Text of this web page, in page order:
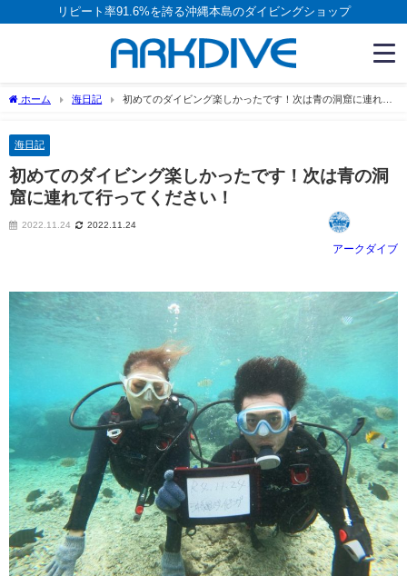
リピート率91.6%を誇る沖縄本島のダイビングショップ
ホーム 海日記
初めてのダイビング楽しかったです！次は青の洞窟に連れて
海日記
初めてのダイビング楽しかったです！次は青の洞
窟に連れて行ってください！
2022.11.24 2022.11.24
アークダイブ